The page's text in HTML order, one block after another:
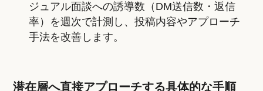
ジュアル面談への誘導数（DM送信数・返信
率）を週次で計測し、投稿内容やアプローチ
手法を改善します。
潜在層へ直接アプローチする具体的な手順